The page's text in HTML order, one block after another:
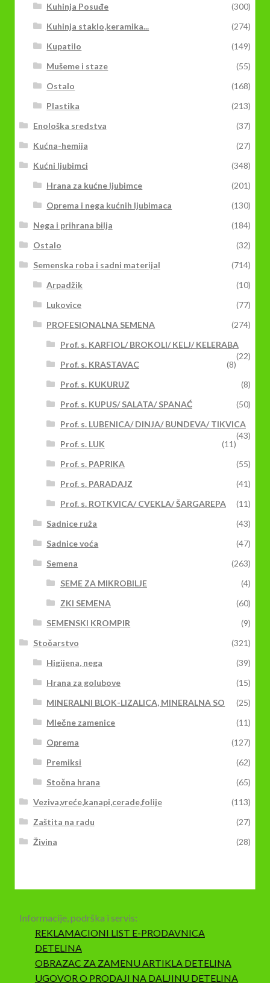
Kuhinja Posuđe
(300)
Kuhinja staklo,keramika...
(274)
Kupatilo
(149)
Mušeme i staze
(55)
Ostalo
(168)
Plastika
(213)
Enološka sredstva
(37)
Kućna-hemija
(27)
Kućni ljubimci
(348)
Hrana za kućne ljubimce
(201)
Oprema i nega kućnih ljubimaca
(130)
Nega i prihrana bilja
(184)
Ostalo
(32)
Semenska roba i sadni materijal
(714)
Arpadžik
(10)
Lukovice
(77)
PROFESIONALNA SEMENA
(274)
Prof. s. KARFIOL/ BROKOLI/ KELJ/ KELERABA
(22)
Prof. s. KRASTAVAC
(8)
Prof. s. KUKURUZ
(8)
Prof. s. KUPUS/ SALATA/ SPANAĆ
(50)
Prof. s. LUBENICA/ DINJA/ BUNDEVA/ TIKVICA
(43)
Prof. s. LUK
(11)
Prof. s. PAPRIKA
(55)
Prof. s. PARADAJZ
(41)
Prof. s. ROTKVICA/ CVEKLA/ ŠARGAREPA
(11)
Sadnice ruža
(43)
Sadnice voća
(47)
Semena
(263)
SEME ZA MIKROBILJE
(4)
ZKI SEMENA
(60)
SEMENSKI KROMPIR
(9)
Stočarstvo
(321)
Higijena, nega
(39)
Hrana za golubove
(15)
MINERALNI BLOK-LIZALICA, MINERALNA SO
(25)
Mlečne zamenice
(11)
Oprema
(127)
Premiksi
(62)
Stočna hrana
(65)
Veziva,vreće,kanapi,cerade,folije
(113)
Zaštita na radu
(27)
Živina
(28)
Informacije, podrška i servis:
REKLAMACIONI LIST E-PRODAVNICA
DETELINA
OBRAZAC ZA ZAMENU ARTIKLA DETELINA
UGOVOR O PRODAJI NA DALJINU DETELINA